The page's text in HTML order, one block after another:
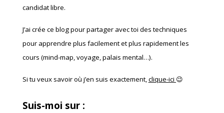
candidat libre.
J’ai crée ce blog pour partager avec toi des techniques
pour apprendre plus facilement et plus rapidement les
cours (mind-map, voyage, palais mental…).
Si tu veux savoir où j’en suis exactement,clique-ici 😉
Suis-moi sur :